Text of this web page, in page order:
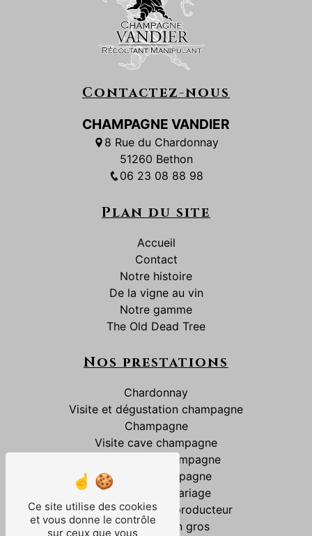
Contactez-nous
CHAMPAGNE VANDIER
8 Rue du Chardonnay
51260 Bethon
06 23 08 88 98
Plan du site
Accueil
Contact
Notre histoire
De la vigne au vin
Notre gamme
The Old Dead Tree
Nos prestations
Chardonnay
Visite et dégustation champagne
Champagne
Visite cave champagne
Dégustation champagne
Vente de champagne
Champagne mariage
Champagne petit producteur
Champagne en gros
Ce site utilise des cookies
et vous donne le contrôle
sur ceux que vous